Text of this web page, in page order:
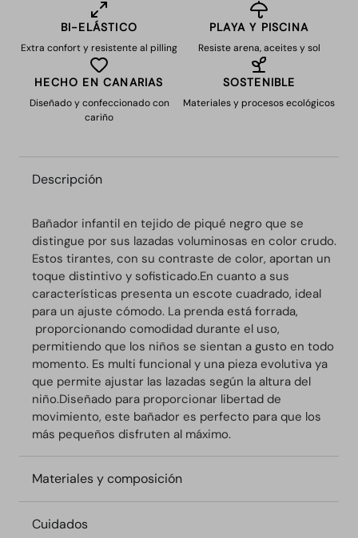
BI-ELÁSTICO
Extra confort y resistente al pilling
PLAYA Y PISCINA
Resiste arena, aceites y sol
HECHO EN CANARIAS
Diseñado y confeccionado con
cariño
SOSTENIBLE
Materiales y procesos ecológicos
Descripción
Bañador infantil en tejido de piqué negro que se
distingue por sus lazadas voluminosas en color crudo.
Estos tirantes, con su contraste de color, aportan un
toque distintivo y sofisticado.En cuanto a sus
características presenta un escote cuadrado, ideal
para un ajuste cómodo. La prenda está forrada,
proporcionando comodidad durante el uso,
permitiendo que los niños se sientan a gusto en todo
momento. Es multi funcional y una pieza evolutiva ya
que permite ajustar las lazadas según la altura del
niño.Diseñado para proporcionar libertad de
movimiento, este bañador es perfecto para que los
más pequeños disfruten al máximo.
Materiales y composición
Cuidados